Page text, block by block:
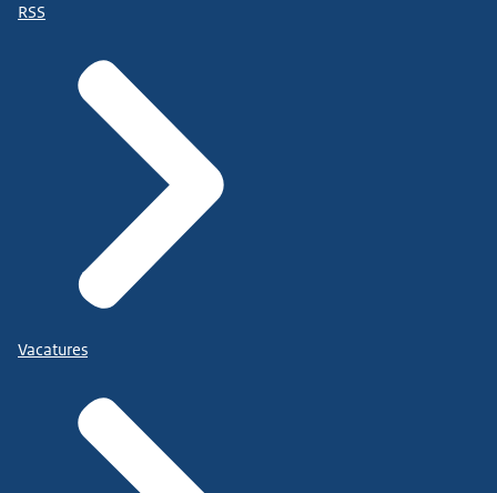
RSS
Vacatures